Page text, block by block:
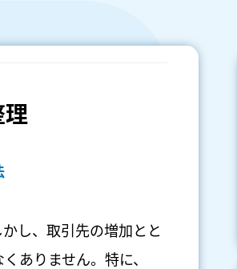
理
し、取引先の増加とと
ありません。特に、